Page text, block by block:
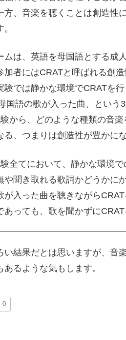
方、音楽を聴くことは創造性
ムは、英語を母国語とする成
加者にはCRATと呼ばれる創
験では静かな環境でCRATを
国語の歌が入った曲、という
から、どのような種類の音
る、つまりは創造性が豊かに
全てにおいて、静かな環境
や聞き取れる歌詞かどうかに
が入った曲を聴きながら
あっても、歌を聞かずに
い結果だとは思いますが、音
あるような気もします。
0